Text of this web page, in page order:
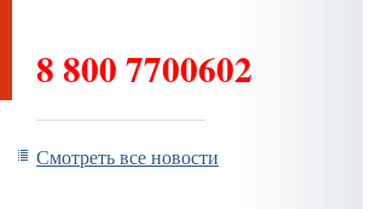
8 800 7700602
Смотреть все новости